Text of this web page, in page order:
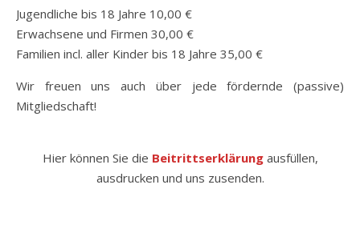
Jugendliche bis 18 Jahre 10,00 €
Erwachsene und Firmen 30,00 €
Familien incl. aller Kinder bis 18 Jahre 35,00 €
Wir freuen uns auch über jede fördernde (passive)
Mitgliedschaft!
Hier können Sie die Beitrittserklärungausfüllen,
ausdrucken und uns zusenden.